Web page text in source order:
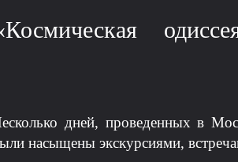
дней, проведенных в
насыщены экскурсиями,